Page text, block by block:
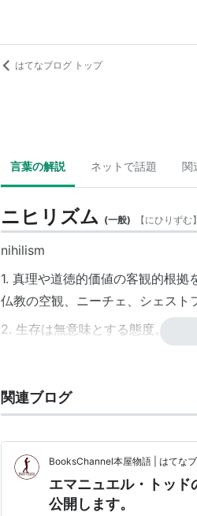
はてなブログ トップ
言葉の解説 ネットで話題 関
ニヒリズム (一般) 【にひりずむ】
nihilism
1. 真理や道徳的価値の客観的根拠
仏教の空観、ニーチェ、シェスト
2. 生存は無意味とする態度。
関連
シニシズム
関連ブログ
BooksChannel本屋物語 | はてな
エマニュエル・トッ
公開します。